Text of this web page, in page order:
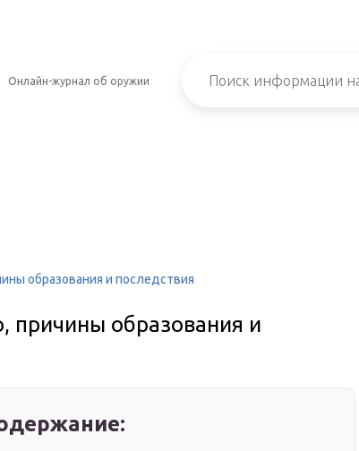
Онлайн-журнал об оружии
образования и последствия
причины образования и